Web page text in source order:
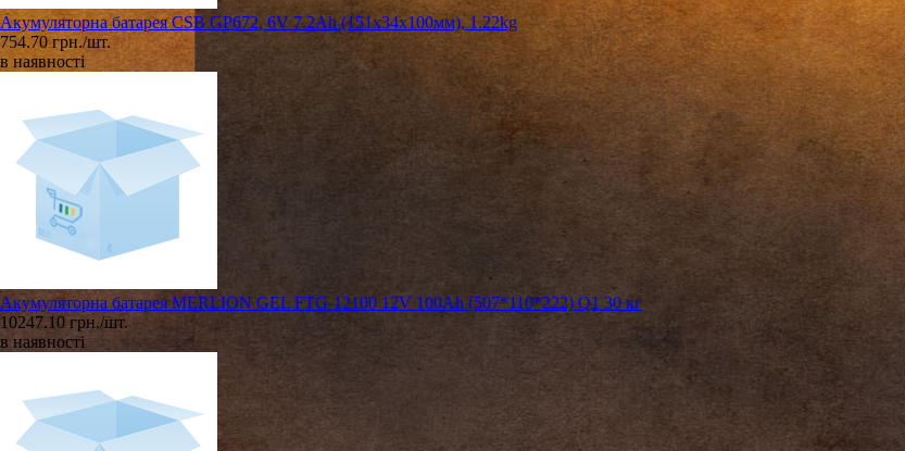
Акумуляторна батарея CSB GP672, 6V 7.2Ah (151х34х100мм), 1.22kg
754.70 грн./шт.
в наявності
Акумуляторна батарея MERLION GEL FTG-12100 12V 100Ah (507*110*222) Q1 30 кг
10247.10 грн./шт.
в наявності